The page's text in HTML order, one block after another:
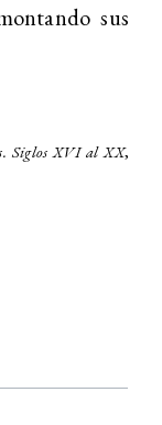
sus
Siglos XVI al XX,